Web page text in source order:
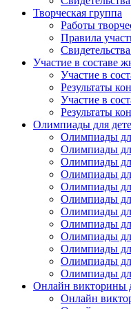
Творческая группа
Работы
Правила
Участие в составе
Участие в
Результаты
Участие в
Результаты
Олимпиады для
Олимпиады
Олимпиады
Олимпиады
Олимпиады
Олимпиады
Олимпиады
Олимпиады
Олимпиады
Олимпиады
Олимпиады
Олимпиады
Олимпиады
Онлайн викторины
Онлайн